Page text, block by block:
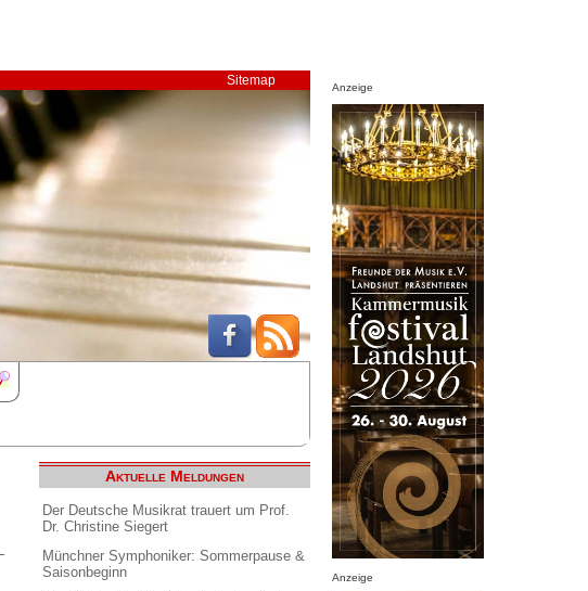
Sitemap
Aktuelle Meldungen
Der Deutsche Musikrat trauert um Prof.
Dr. Christine Siegert
Münchner Symphoniker: Sommerpause &
Saisonbeginn
Anzeige
Anzeige